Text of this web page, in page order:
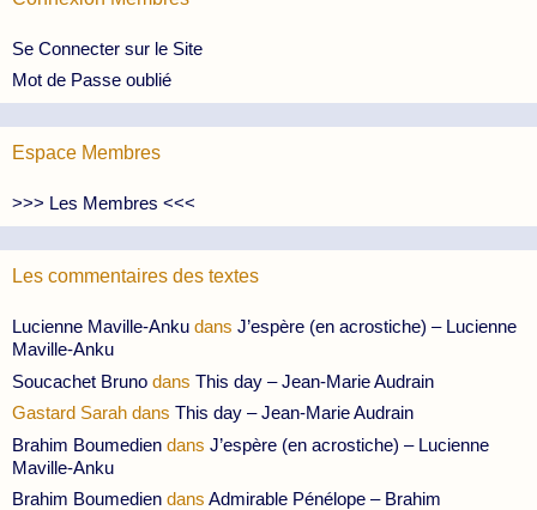
Se Connecter sur le Site
Mot de Passe oublié
Espace Membres
>>> Les Membres <<<
Les commentaires des textes
Lucienne Maville-Anku dans J’espère (en acrostiche) – Lucienne
Maville-Anku
Soucachet Bruno dans This day – Jean-Marie Audrain
Gastard Sarah dans This day – Jean-Marie Audrain
Brahim Boumedien dans J’espère (en acrostiche) – Lucienne
Maville-Anku
Brahim Boumedien dans Admirable Pénélope – Brahim